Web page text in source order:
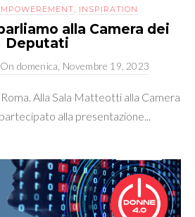
, INSPIRATION
alla Camera dei
Deputati
On domenica, Novembre 19, 2023
Alla Sala Matteotti alla Camera
alla presentazione...